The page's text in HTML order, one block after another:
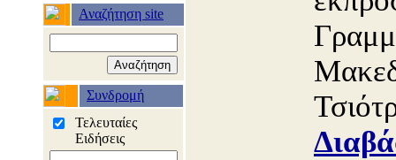
Αναζήτηση site
Συνδρομή
Τελευταίες
Ειδήσεις